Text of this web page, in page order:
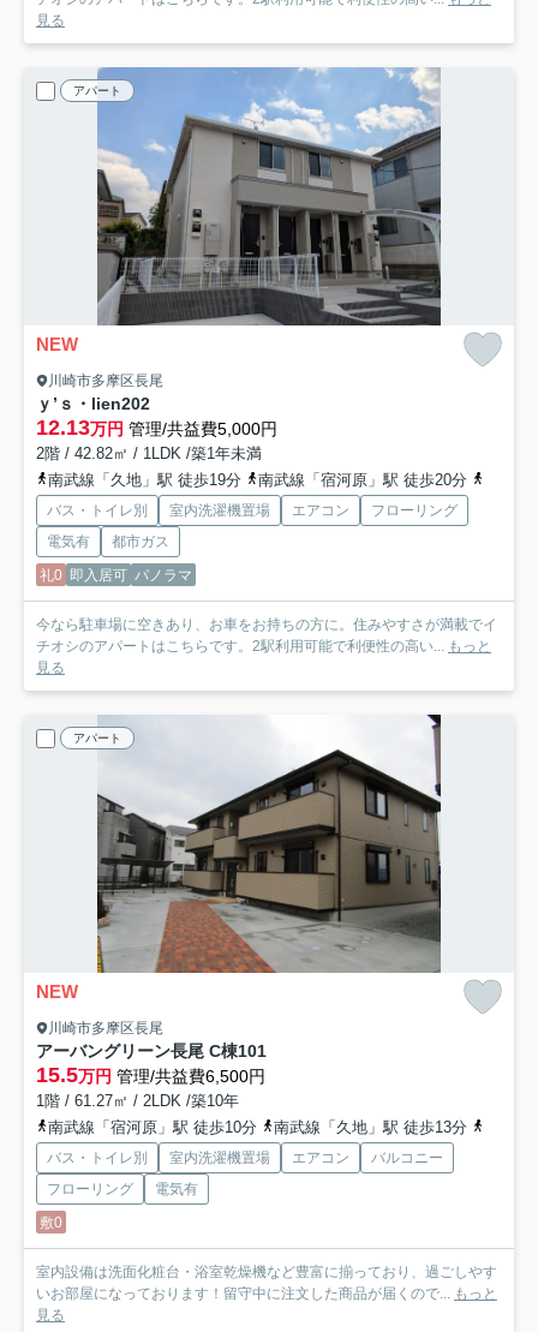
見る
アパート
NEW
川崎市多摩区長尾
ｙ’ｓ・lien202
12.13万円 管理/共益費5,000円
2階 / 42.82㎡ / 1LDK /築1年未満
南武線「久地」駅 徒歩19分
南武線「宿河原」駅 徒歩20分
バス・トイレ別 室内洗濯機置場 エアコン
フローリング
電気有
都市ガス
礼0 即入居可 パノラマ
今なら駐車場に空きあり、お車をお持ちの方に。住みやすさが満載でイ
チオシのアパートはこちらです。2駅利用可能で利便性の高い... もっと
見る
アパート
NEW
川崎市多摩区長尾
アーバングリーン長尾 C棟101
15.5万円 管理/共益費6,500円
1階 / 61.27㎡ / 2LDK /築10年
南武線「宿河原」駅 徒歩10分
南武線「久地」駅 徒歩13分
バス・トイレ別 室内洗濯機置場 エアコン
バルコニー
フローリング
電気有
敷0
室内設備は洗面化粧台・浴室乾燥機など豊富に揃っており、過ごしやす
いお部屋になっております！留守中に注文した商品が届くので... もっと
見る